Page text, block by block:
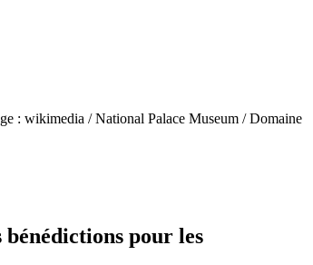
: wikimedia / National Palace Museum / Domaine
bénédictions pour les